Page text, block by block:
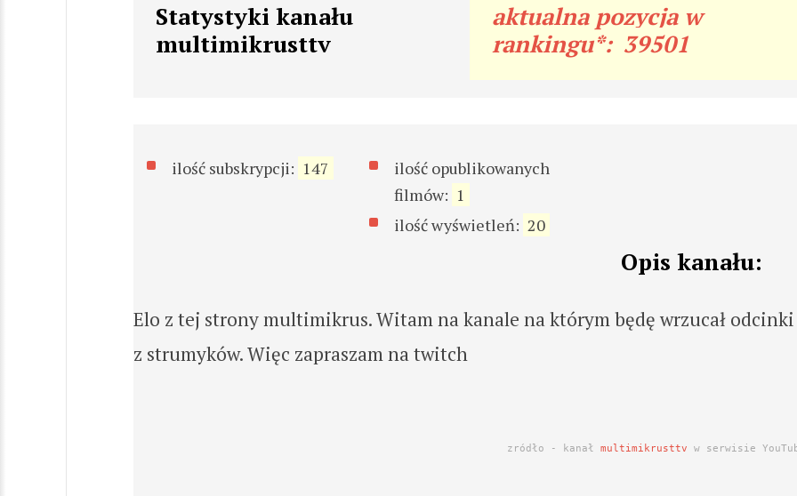
Statystyki kanału
multimikrusttv
aktualna pozycja w
rankingu*: 39501
ilość subskrypcji: 147
ilość opublikowanych
filmów: 1
ilość wyświetleń: 20
Opis kanału:
Elo z tej strony multimikrus. Witam na kanale na którym będę wrzucał odcinki
z strumyków. Więc zapraszam na twitch
zródło - kanałmultimikrusttv w serwisie